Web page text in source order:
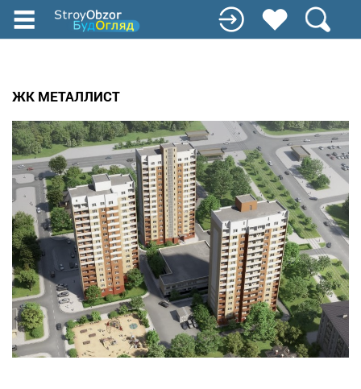
Перейти
до
ЖК МЕТАЛЛИСТ